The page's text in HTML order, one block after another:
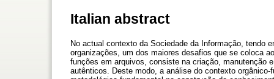
Italian abstract
No actual contexto da Sociedade da Informação, tendo
organizações, um dos maiores desafios que se coloca
funções em arquivos, consiste na criação, manutenção
autênticos. Deste modo, a análise do contexto